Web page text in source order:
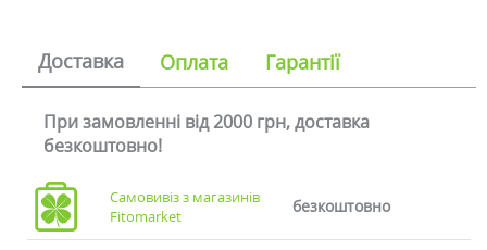
Доставка Оплата Гарантії
При замовленні від 2000 грн, доставка
безкоштовно!
Самовивіз з магазинів
Fitomarket
безкоштовно